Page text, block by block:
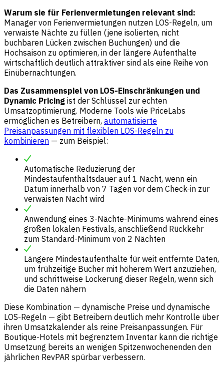
Warum sie für Ferienvermietungen relevant sind:
Manager von Ferienvermietungen nutzen LOS-Regeln, um
verwaiste Nächte zu füllen (jene isolierten, nicht
buchbaren Lücken zwischen Buchungen) und die
Hochsaison zu optimieren, in der längere Aufenthalte
wirtschaftlich deutlich attraktiver sind als eine Reihe von
Einübernachtungen.
Das Zusammenspiel von LOS-Einschränkungen und
Dynamic Pricing ist der Schlüssel zur echten
Umsatzoptimierung. Moderne Tools wie PriceLabs
ermöglichen es Betreibern, automatisierte
Preisanpassungen mit flexiblen LOS-Regeln zu
kombinieren — zum Beispiel:
Automatische Reduzierung der
Mindestaufenthaltsdauer auf 1 Nacht, wenn ein
Datum innerhalb von 7 Tagen vor dem Check-in zur
verwaisten Nacht wird
Anwendung eines 3-Nächte-Minimums während eines
großen lokalen Festivals, anschließend Rückkehr
zum Standard-Minimum von 2 Nächten
Längere Mindestaufenthalte für weit entfernte Daten,
um frühzeitige Bucher mit höherem Wert anzuziehen,
und schrittweise Lockerung dieser Regeln, wenn sich
die Daten nähern
Diese Kombination — dynamische Preise und dynamische
LOS-Regeln — gibt Betreibern deutlich mehr Kontrolle über
ihren Umsatzkalender als reine Preisanpassungen. Für
Boutique-Hotels mit begrenztem Inventar kann die richtige
Umsetzung bereits an wenigen Spitzenwochenenden den
jährlichen RevPAR spürbar verbessern.